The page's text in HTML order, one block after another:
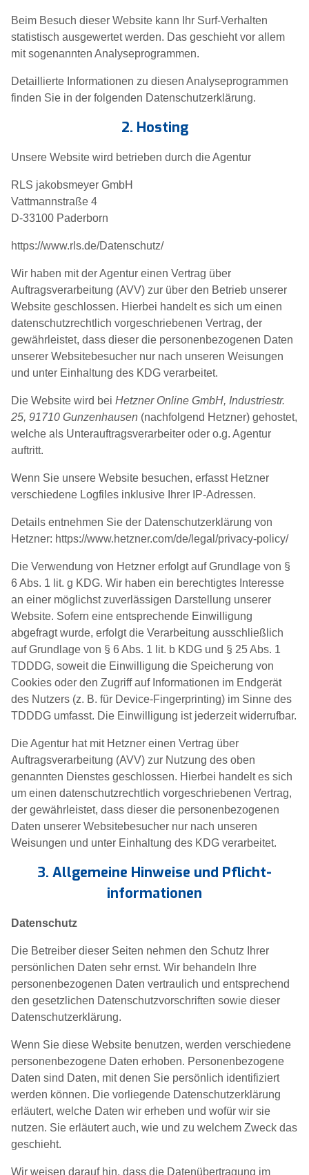
Beim Besuch dieser Website kann Ihr Surf-Verhalten
statistisch ausgewertet werden. Das geschieht vor allem
mit sogenannten Analyseprogrammen.
Detaillierte Informationen zu diesen Analyseprogrammen
finden Sie in der folgenden Datenschutzerklärung.
2. Hosting
Unsere Website wird betrieben durch die Agentur
RLS jakobsmeyer GmbH
Vattmannstraße 4
D-33100 Paderborn
https://www.rls.de/Datenschutz/
Wir haben mit der Agentur einen Vertrag über
Auftragsverarbeitung (AVV) zur über den Betrieb unserer
Website geschlossen. Hierbei handelt es sich um einen
datenschutzrechtlich vorgeschriebenen Vertrag, der
gewährleistet, dass dieser die personenbezogenen Daten
unserer Websitebesucher nur nach unseren Weisungen
und unter Einhaltung des KDG verarbeitet.
Die Website wird bei Hetzner Online GmbH, Industriestr.
25, 91710 Gunzenhausen (nachfolgend Hetzner) gehostet,
welche als Unterauftragsverarbeiter oder o.g. Agentur
auftritt.
Wenn Sie unsere Website besuchen, erfasst Hetzner
verschiedene Logfiles inklusive Ihrer IP-Adressen.
Details entnehmen Sie der Datenschutzerklärung von
Hetzner: https://www.hetzner.com/de/legal/privacy-policy/
Die Verwendung von Hetzner erfolgt auf Grundlage von §
6 Abs. 1 lit. g KDG. Wir haben ein berechtigtes Interesse
an einer möglichst zuverlässigen Darstellung unserer
Website. Sofern eine entsprechende Einwilligung
abgefragt wurde, erfolgt die Verarbeitung ausschließlich
auf Grundlage von § 6 Abs. 1 lit. b KDG und § 25 Abs. 1
TDDDG, soweit die Einwilligung die Speicherung von
Cookies oder den Zugriff auf Informationen im Endgerät
des Nutzers (z. B. für Device-Fingerprinting) im Sinne des
TDDDG umfasst. Die Einwilligung ist jederzeit widerrufbar.
Die Agentur hat mit Hetzner einen Vertrag über
Auftragsverarbeitung (AVV) zur Nutzung des oben
genannten Dienstes geschlossen. Hierbei handelt es sich
um einen datenschutzrechtlich vorgeschriebenen Vertrag,
der gewährleistet, dass dieser die personenbezogenen
Daten unserer Websitebesucher nur nach unseren
Weisungen und unter Einhaltung des KDG verarbeitet.
3. Allgemeine Hinweise und Pflicht­
informationen
Datenschutz
Die Betreiber dieser Seiten nehmen den Schutz Ihrer
persönlichen Daten sehr ernst. Wir behandeln Ihre
personenbezogenen Daten vertraulich und entsprechend
den gesetzlichen Datenschutzvorschriften sowie dieser
Datenschutzerklärung.
Wenn Sie diese Website benutzen, werden verschiedene
personenbezogene Daten erhoben. Personenbezogene
Daten sind Daten, mit denen Sie persönlich identifiziert
werden können. Die vorliegende Datenschutzerklärung
erläutert, welche Daten wir erheben und wofür wir sie
nutzen. Sie erläutert auch, wie und zu welchem Zweck das
geschieht.
Wir weisen darauf hin, dass die Datenübertragung im